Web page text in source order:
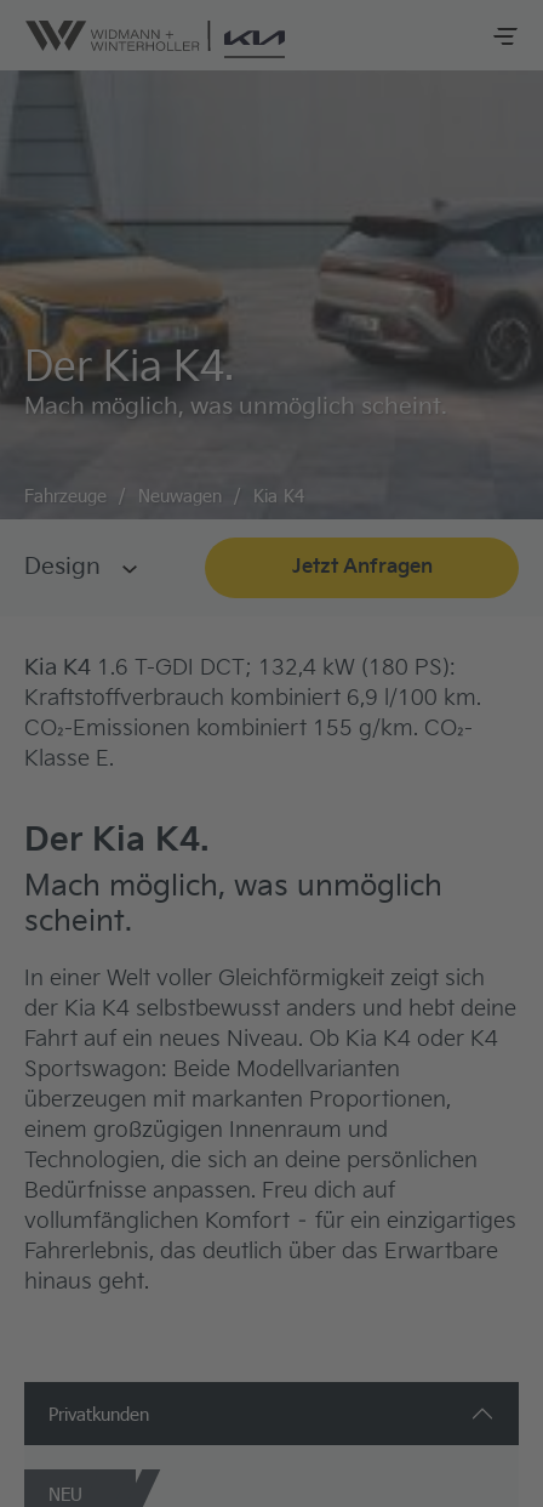
Der Kia K4.
Mach möglich, was unmöglich scheint.
Fahrzeuge / Neuwagen / Kia K4
Design Jetzt Anfragen
Kia K4 1.6 T-GDI DCT; 132,4 kW (180 PS):
Kraftstoffverbrauch kombiniert 6,9 l/100 km.
CO₂-Emissionen kombiniert 155 g/km. CO₂-
Klasse E.
Der Kia K4.
Mach möglich, was unmöglich
scheint.
In einer Welt voller Gleichförmigkeit zeigt sich
der Kia K4 selbstbewusst anders und hebt deine
Fahrt auf ein neues Niveau. Ob Kia K4 oder K4
Sportswagon: Beide Modellvarianten
überzeugen mit markanten Proportionen,
einem großzügigen Innenraum und
Technologien, die sich an deine persönlichen
Bedürfnisse anpassen. Freu dich auf
vollumfänglichen Komfort – für ein einzigartiges
Fahrerlebnis, das deutlich über das Erwartbare
hinaus geht.
Privatkunden
NEU